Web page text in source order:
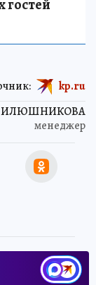
гостей
ИЛЮШНИКОВА
менеджер
kp.ru